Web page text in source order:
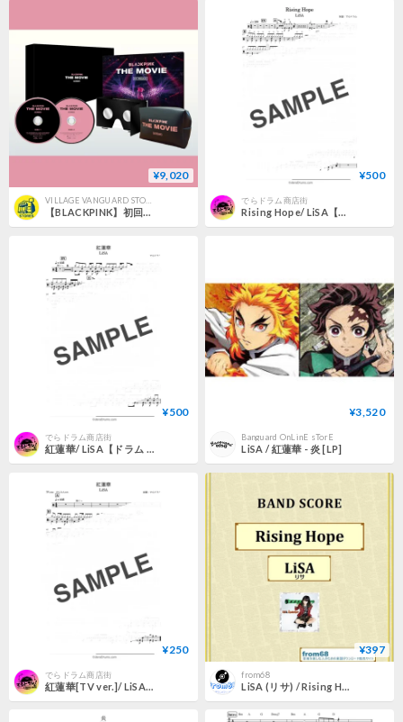
¥9,020
【BLACKPINK】初回生産限定＜BD＞「BLACKPINK THE MOVIE」VVSTORES特典付き
¥500
でらドラム商店街
Rising Hope/ LiSA【ドラム 譜】
¥500
でらドラム商店街
紅蓮華/ LiSA【ドラム 譜】
¥3,520
Banguard OnLinE sTorE
LiSA / 紅蓮華 - 炎 [LP]
¥250
でらドラム商店街
紅蓮華[TV ver.]/ LiSA【かんたんドラム 譜】
¥397
from68
LiSA (リサ) / Rising Hope バンド・スコア(TAB譜) 楽譜 from68